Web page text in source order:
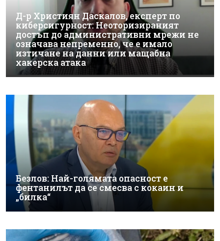
Д-р Християн Даскалов, експерт по
киберсигурност: Неоторизираният
достъп до административни мрежи не
означава непременно, че е имало
изтичане на данни или мащабна
хакерска атака
Безлов: Най-голямата опасност е
фентанилът да се смесва с кокаин и
„билка“